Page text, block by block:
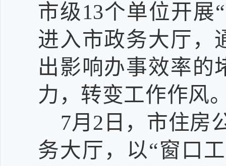
市级13个单位开展
进入市政务大厅 ，
出影响办事效率的
力，转变工作作风
7月2日 ， 市住房
务大厅 ，以“窗口